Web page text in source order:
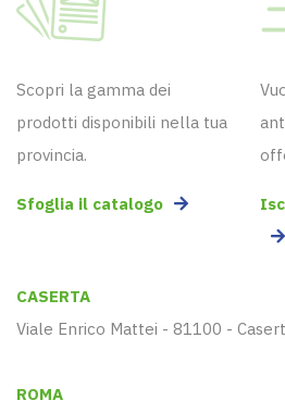
Scopri la gamma dei
prodotti disponibili nella tua
provincia.
Sfoglia il catalogo
CASERTA
Viale Enrico Mattei - 81100 -
ROMA